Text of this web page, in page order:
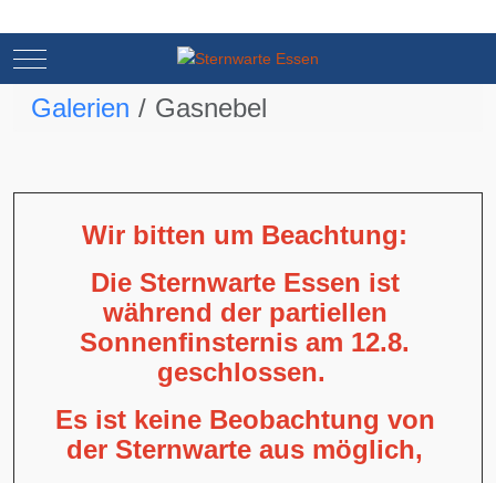
Mobile Menu Toggle
Galerien Gasnebel
Wir bitten um Beachtung:
Die Sternwarte Essen ist
während der partiellen
Sonnenfinsternis am 12.8.
geschlossen.
Es ist keine Beobachtung von
der Sternwarte aus möglich,